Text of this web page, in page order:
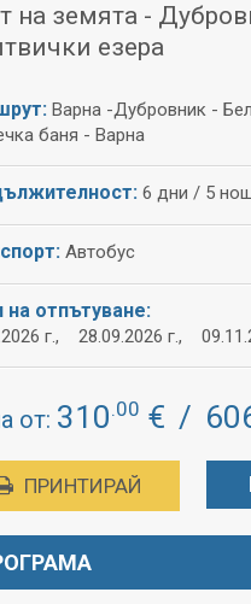
на земята -
езера
Варна -Дубровник -
баня - Варна
6 дни / 5
Автобус
на отпътуване:
г., 28.09.2026 г.,
от: 310.00 € /
ПРИНТИРАЙ